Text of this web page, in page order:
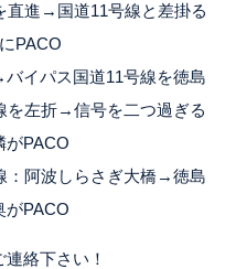
進→国道11号線と差掛る
PACO
イパス国道11号線を徳島
を左折→信号を二つ過ぎる
PACO
阿波しらさぎ大橋→徳島
がPACO
絡下さい！